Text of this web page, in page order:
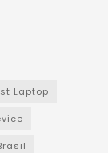
Laptop